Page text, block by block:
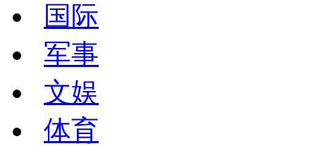
国际
军事
文娱
体育